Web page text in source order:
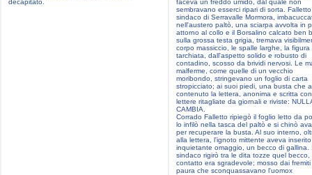
decapitato.
faceva un freddo umido, dal quale non
sembravano esserci ripari di sorta.
sindaco di Serravalle Mormora,
nell'austero paltò, una sciarpa avvolta in
attorno al collo e il Borsalino calcato ben
sulla grossa testa grigia, tremava
corpo massiccio, le spalle larghe, la figura
tarchiata, dall'aspetto solido e robusto di
contadino, scosso da brividi nervosi. Le
malferme, come quelle di un vecchio
moribondo, stringevano un foglio di carta
stropicciato; ai suoi piedi, una busta che
contenuto la lettera, anonima e scritta con
lettere ritagliate da giornali e riviste:
CAMBIA.
Corrado Falletto ripiegò il foglio letto da
lo infilò nella tasca del paltò e si chinò
per recuperare la busta. Al suo interno,
alla lettera, l'ignoto mittente aveva
inquietante omaggio, un becco di gallina.
sindaco rigirò tra le dita tozze quel becco,
contatto era sgradevole; mosso dai fremiti
paura che sconquassavano l'uomox